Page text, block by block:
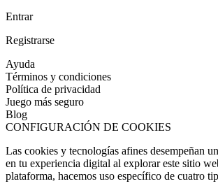
Entrar
Registrarse
Ayuda
Términos y condiciones
Política de privacidad
Juego más seguro
Blog
CONFIGURACIÓN DE COOKIES
Las cookies y tecnologías afines desempeñan
en tu experiencia digital al explorar este sitio
plataforma, hacemos uso específico de cuatro